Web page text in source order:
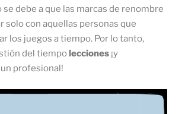
se debe a que las marcas de renombre
solo con aquellas personas que
los juegos a tiempo. Por lo tanto,
del tiempolecciones ¡y
profesional!